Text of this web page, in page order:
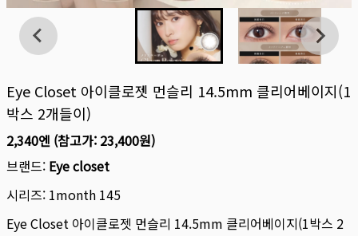
Eye Closet 아이클로젯 먼슬리 14.5mm 클리어베이지(1
박스 2개들이)
2,340엔 (참고가: 23,400원)
브랜드: Eye closet
시리즈: 1month 145
Eye Closet 아이클로젯 먼슬리 14.5mm 클리어베이지(1박스 2